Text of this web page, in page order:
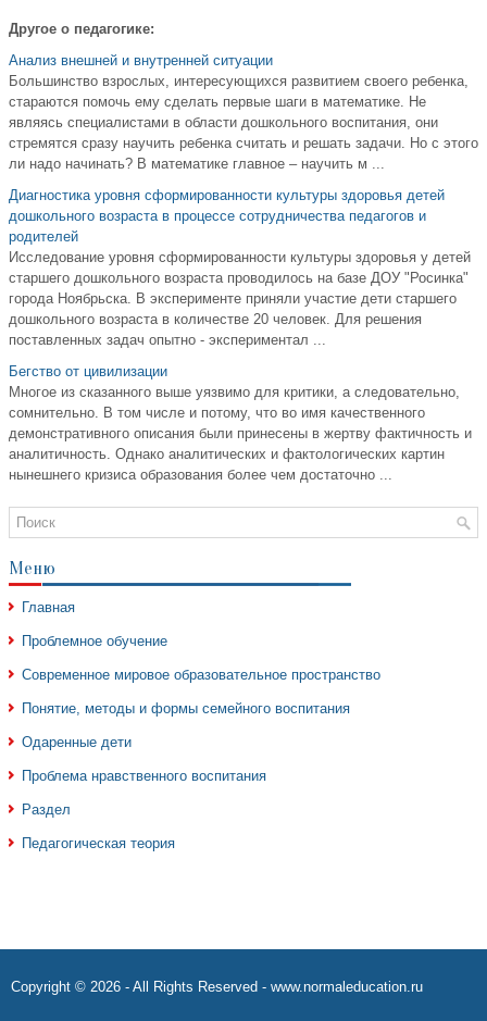
Другое о педагогике:
Анализ внешней и внутренней ситуации
Большинство взрослых, интересующихся развитием своего ребенка,
стараются помочь ему сделать первые шаги в математике. Не
являясь специалистами в области дошкольного воспитания, они
стремятся сразу научить ребенка считать и решать задачи. Но с этого
ли надо начинать? В математике главное – научить м ...
Диагностика уровня сформированности культуры здоровья детей
дошкольного возраста в процессе сотрудничества педагогов и
родителей
Исследование уровня сформированности культуры здоровья у детей
старшего дошкольного возраста проводилось на базе ДОУ "Росинка"
города Ноябрьска. В эксперименте приняли участие дети старшего
дошкольного возраста в количестве 20 человек. Для решения
поставленных задач опытно - экспериментал ...
Бегство от цивилизации
Многое из сказанного выше уязвимо для критики, а следовательно,
сомнительно. В том числе и потому, что во имя качественного
демонстративного описания были принесены в жертву фактичность и
аналитичность. Однако аналитических и фактологических картин
нынешнего кризиса образования более чем достаточно ...
Меню
Главная
Проблемное обучение
Современное мировое образовательное пространство
Понятие, методы и формы семейного воспитания
Одаренные дети
Проблема нравственного воспитания
Раздел
Педагогическая теория
Copyright © 2026 - All Rights Reserved - www.normaleducation.ru